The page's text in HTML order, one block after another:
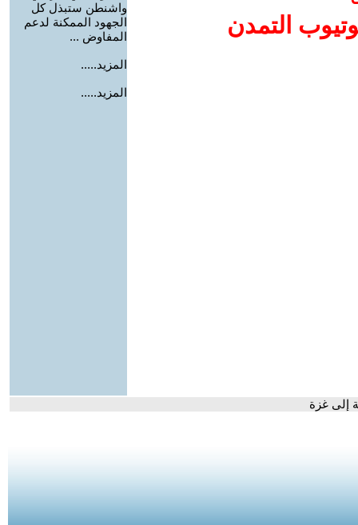
التمدن
واشنطن ستبذل كل
الجهود الممكنة لدعم
المفاوض ...
المزيد.....
المزيد.....
إلى غزة